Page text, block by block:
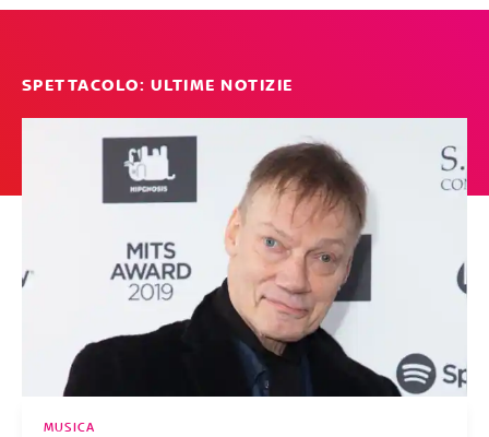
SPETTACOLO: ULTIME NOTIZIE
MUSICA